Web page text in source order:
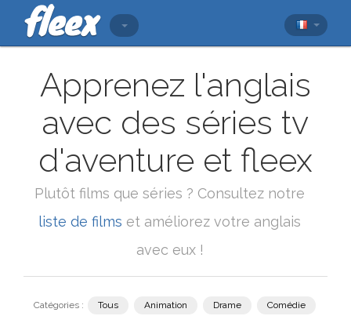
Apprenez l'anglais
avec des séries tv
d'aventure et fleex
Plutôt films que séries ? Consultez notre
liste de films et améliorez votre anglais
avec eux !
Catégories : Tous Animation Drame Comédie